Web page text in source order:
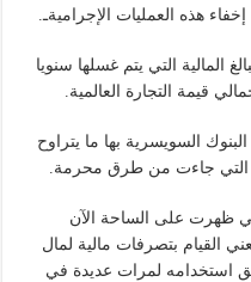
هذه العمليات الإجراميةـ.
التي يتم غسلها سنويا
السويسرية بها ما يتراوح
التي جاءت من طرق محرمة.
على الساحة الآن
القيام بتصرفات مالية لمال
استخدامه لمرات عديدة في